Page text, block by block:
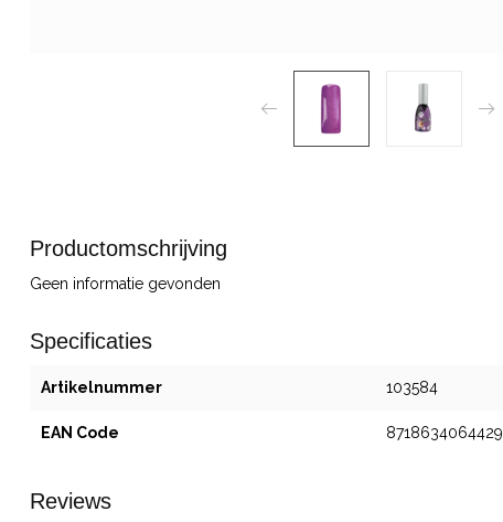
Productomschrijving
Geen informatie gevonden
Specificaties
Artikelnummer 103584
EAN Code 8718634064429
Reviews